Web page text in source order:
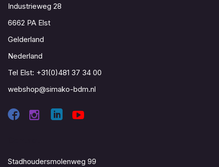
Industrieweg 28
6662 PA Elst
Gelderland
Nederland
Tel Elst: +31(0)481 37 34 00
webshop@simako-bdm.nl
Stadhoudersmolenweg 99